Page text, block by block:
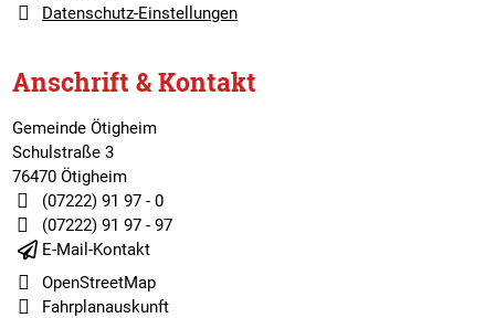
Datenschutz-Einstellungen
Anschrift & Kontakt
Gemeinde Ötigheim
Schulstraße 3
76470 Ötigheim
(07222) 91 97 - 0
(07222) 91 97 - 97
E-Mail-Kontakt
OpenStreetMap
Fahrplanauskunft